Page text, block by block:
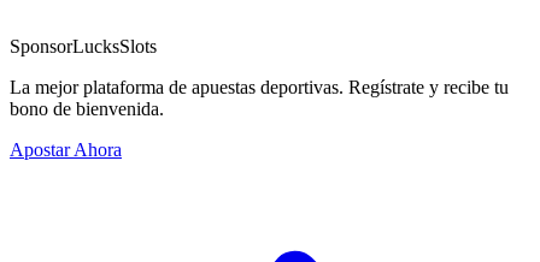
SponsorLucksSlots
La mejor plataforma de apuestas deportivas. Regístrate y recibe tu
bono de bienvenida.
Apostar Ahora